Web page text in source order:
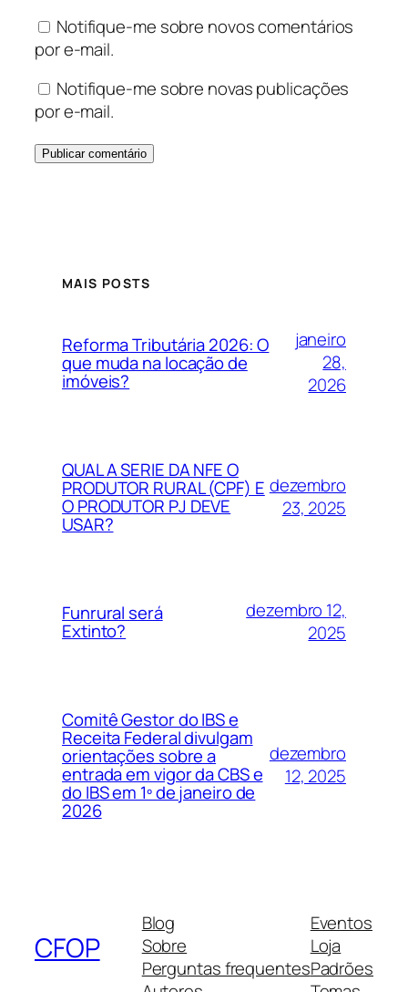
Notifique-me sobre novos comentários
por e-mail.
Notifique-me sobre novas publicações
por e-mail.
MAIS POSTS
Reforma Tributária 2026: O
que muda na locação de
imóveis?
janeiro
28,
2026
QUAL A SERIE DA NFE O
PRODUTOR RURAL (CPF) E
O PRODUTOR PJ DEVE
USAR?
dezembro
23, 2025
Funrural será
Extinto?
dezembro 12,
2025
Comitê Gestor do IBS e
Receita Federal divulgam
orientações sobre a
entrada em vigor da CBS e
do IBS em 1º de janeiro de
2026
dezembro
12, 2025
CFOP
Blog
Sobre
Perguntas frequentes
Eventos
Loja
Padrões